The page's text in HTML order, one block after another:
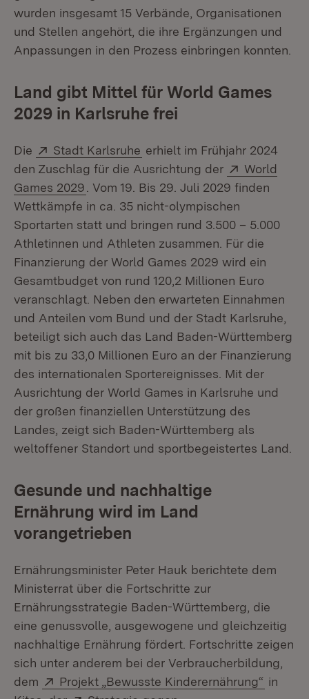
wurden insgesamt 15 Verbände, Organisationen
und Stellen angehört, die ihre Ergänzungen und
Anpassungen in den Prozess einbringen konnten.
Land gibt Mittel für World Games
2029 in Karlsruhe frei
Die Extern:
Stadt Karlsruhe (Öffnet in neuem Fenster)
erhielt im Frühjahr 2024
den Zuschlag für die Ausrichtung der
Extern:
World
Games 2029 (Öffnet in neuem Fenster)
. Vom 19. Bis 29. Juli 2029 finden
Wettkämpfe in ca. 35 nicht-olympischen
Sportarten statt und bringen rund 3.500 – 5.000
Athletinnen und Athleten zusammen. Für die
Finanzierung der World Games 2029 wird ein
Gesamtbudget von rund 120,2 Millionen Euro
veranschlagt. Neben den erwarteten Einnahmen
und Anteilen vom Bund und der Stadt Karlsruhe,
beteiligt sich auch das Land Baden-Württemberg
mit bis zu 33,0 Millionen Euro an der Finanzierung
des internationalen Sportereignisses. Mit der
Ausrichtung der World Games in Karlsruhe und
der großen finanziellen Unterstützung des
Landes, zeigt sich Baden-Württemberg als
weltoffener Standort und sportbegeistertes Land.
Gesunde und nachhaltige
Ernährung wird im Land
vorangetrieben
Ernährungsminister Peter Hauk berichtete dem
Ministerrat über die Fortschritte zur
Ernährungsstrategie Baden-Württemberg, die
eine genussvolle, ausgewogene und gleichzeitig
nachhaltige Ernährung fördert. Fortschritte zeigen
sich unter anderem bei der Verbraucherbildung,
dem
Extern:
Projekt „Bewusste Kinderernährung“ in